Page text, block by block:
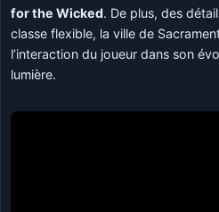
for the Wicked. De plus, des
classe flexible, la ville de
l’interaction du joueur dans son
lumière.